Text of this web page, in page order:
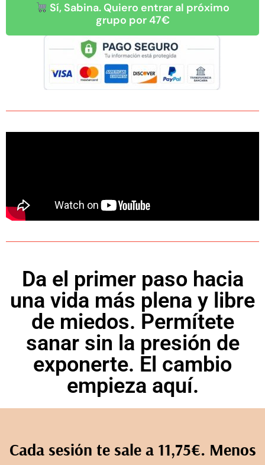
Sí, Sabina. Quiero entrar al próximo
grupo por 47€
Da el primer paso hacia
una vida más plena y libre
de miedos. Permítete
sanar sin la presión de
exponerte. El cambio
empieza aquí.
Cada sesión te sale a 11,75€. Menos